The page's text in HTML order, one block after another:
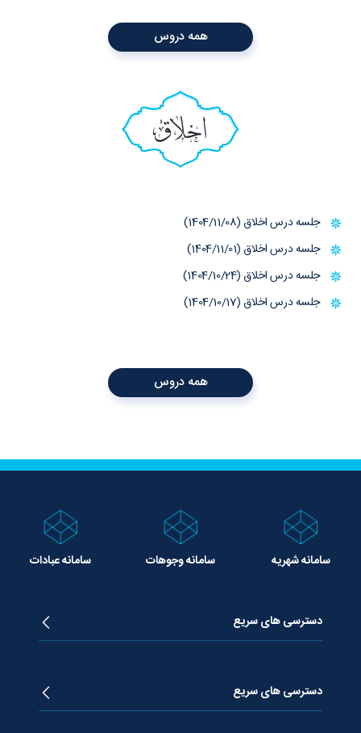
همه دروس
اخلاق
جلسه درس اخلاق (1404/11/08)
جلسه درس اخلاق (1404/11/01)
جلسه درس اخلاق (1404/10/24)
جلسه درس اخلاق (1404/10/17)
همه دروس
سامانه شهریه سامانه وجوهات سامانه عبادات
دسترسی های سریع
دسترسی های سریع